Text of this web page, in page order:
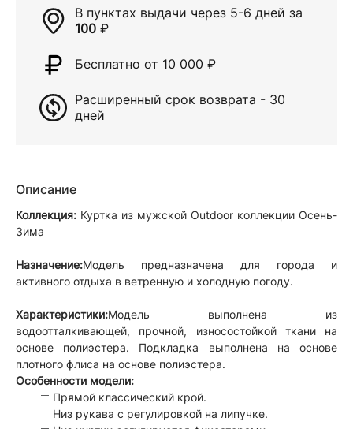
В пунктах выдачи через 5-6 дней за
100 ₽
Бесплатно от 10 000 ₽
Расширенный срок возврата - 30
дней
Описание
Коллекция: Куртка из мужской Outdoor коллекции Осень-
Зима
Назначение:Модель предназначена для города и
активного отдыха в ветренную и холодную погоду.
Характеристики:Модель выполнена из
водоотталкивающей, прочной, износостойкой ткани на
основе полиэстера. Подкладка выполнена на основе
плотного флиса на основе полиэстера.
Особенности модели:
Прямой классический крой.
Низ рукава с регулировкой на липучке.